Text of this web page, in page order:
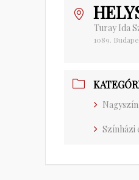
Turay Ida
1089.
Színházi